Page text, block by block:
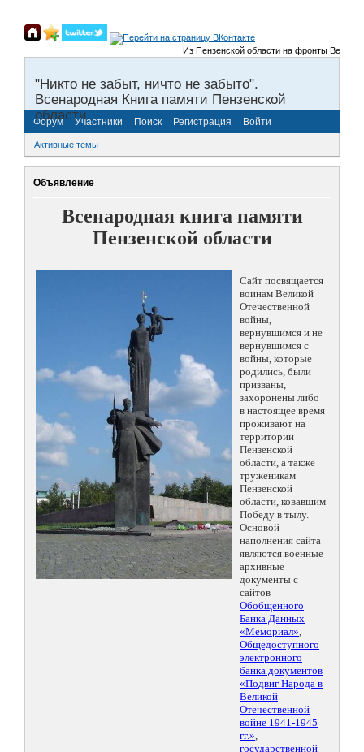
Из Пензенской области на фронты
"Никто не забыт, ничто не забыто".
Всенародная Книга памяти Пензенской
области.
Форум Участники Поиск Регистрация Войти
Активные темы
Объявление
Всенародная книга памяти
Пензенской области
Сайт посвящается
воинам Великой
Отечественной
войны,
вернувшимся и не
вернувшимся с
войны, которые
родились, были
призваны,
захоронены либо
в настоящее время
проживают на
территории
Пензенской
области, а также
труженикам
Пензенской
области, ковавшим
Победу в тылу.
Основой
наполнения сайта
являются военные
архивные
документы с
сайтов
Обобщенного
Банка Данных
«Мемориал»,
Общедоступного
электронного
банка документов
«Подвиг Народа в
Великой
Отечественной
войне 1941-1945
гг.»,
государственной